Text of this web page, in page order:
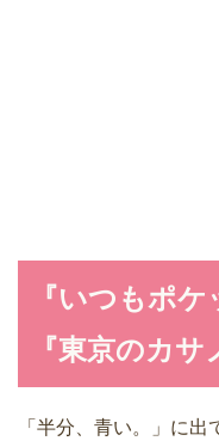
『いつもポ
『東京のカサ
「半分、青い。」に